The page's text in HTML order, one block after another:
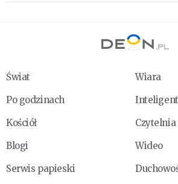
Świat
Wiara
Po godzinach
Kościół
Czytelnia
Blogi
Wideo
Serwis papieski